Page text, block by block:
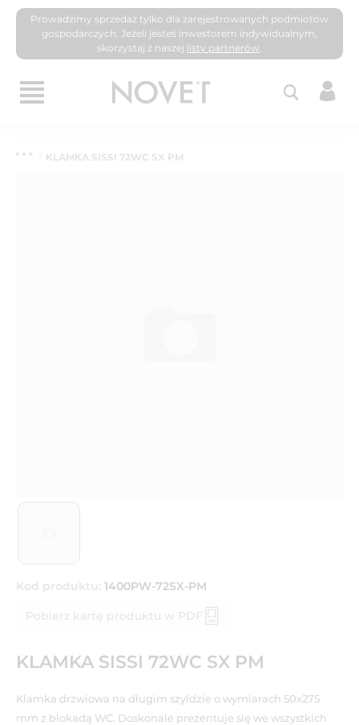
Prowadzimy sprzedaż tylko dla zarejestrowanych podmiotów
gospodarczych. Jeżeli jesteś inwestorem indywidualnym,
skorzystaj z naszej listy partnerów.
KLAMKA SISSI 72WC SX PM
Kod produktu: 1400PW-72SX-PM
Pobierz kartę produktu w PDF
KLAMKA SISSI 72WC SX PM
Klamka drzwiowa na długim szyldzie o wymiarach 50x275
mm z blokadą WC. Doskonale prezentuje się we wszystkich